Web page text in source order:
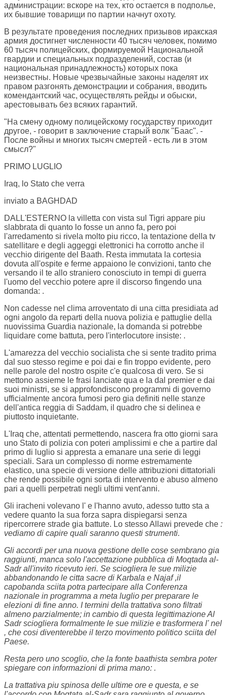
администрации: вскоре на тех, кто остается в подполье,
их бывшие товарищи по партии начнут охоту.
В результате проведения последних призывов иракская
армия достигнет численности 40 тысяч человек, помимо
60 тысяч полицейских, формируемой Национальной
гвардии и специальных подразделений, состав (и
национальная принадлежность) которых пока
неизвестны. Новые чрезвычайные законы наделят их
правом разгонять демонстрации и собрания, вводить
комендантский час, осуществлять рейды и обыски,
арестовывать без всяких гарантий.
"На смену одному полицейскому государству приходит
другое, - говорит в заключение старый волк "Баас". -
После войны и многих тысяч смертей - есть ли в этом
смысл?"
PRIMO LUGLIO
Iraq, lo Stato che verra
inviato a BAGHDAD
DALL'ESTERNO la villetta con vista sul Tigri appare piu
slabbrata di quanto lo fosse un anno fa, pero poi
l'arredamento si rivela molto piu ricco, la tentazione della tv
satellitare e degli aggeggi elettronici ha corrotto anche il
vecchio dirigente del Baath. Resta immutata la cortesia
dovuta all'ospite e ferme appaiono le convizioni, tanto che
versando il te allo straniero conosciuto in tempi di guerra
l'uomo del vecchio potere apre il discorso fingendo una
domanda: .
Non cadesse nel clima arroventato di una citta presidiata ad
ogni angolo da reparti della nuova polizia e pattuglie della
nuovissima Guardia nazionale, la domanda si potrebbe
liquidare come battuta, pero l'interlocutore insiste: .
L'amarezza del vecchio socialista che si sente tradito prima
dal suo stesso regime e poi dai e fin troppo evidente, pero
nelle parole del nostro ospite c'e qualcosa di vero. Se si
mettono assieme le frasi lanciate qua e la dal premier e dai
suoi ministri, se si approfondiscono programmi di governo
ufficialmente ancora fumosi pero gia definiti nelle stanze
dell'antica reggia di Saddam, il quadro che si delinea e
piuttosto inquietante.
L'Iraq che, attentati permettendo, nascera fra otto giorni sara
uno Stato di polizia con poteri amplissimi e che a partire dal
primo di luglio si appresta a emanare una serie di leggi
speciali. Sara un complesso di norme estremamente
elastico, una specie di versione delle attribuzioni dittatoriali
che rende possibile ogni sorta di intervento e abuso almeno
pari a quelli perpetrati negli ultimi vent'anni.
Gli iracheni volevano l' e l'hanno avuto, adesso tutto sta a
vedere quanto la sua forza sapra dispiegarsi senza
ripercorrere strade gia battute. Lo stesso Allawi prevede che :
vediamo di capire quali saranno questi strumenti.
Gli accordi per una nuova gestione delle cose sembrano gia
raggiunti, manca solo l'accettazione pubblica di Moqtada al-
Sadr all'invito ricevuto ieri. Se sciogliera le sue milizie
abbandonando le citta sacre di Karbala e Najaf ,il
capobanda sciita potra partecipare alla Conferenza
nazionale in programma a meta luglio per preparare le
elezioni di fine anno. I termini della trattativa sono filtrati
almeno parzialmente; in cambio di questa legittimazione Al
Sadr sciogliera formalmente le sue milizie e trasformera l'nel
, che cosi diventerebbe il terzo movimento politico sciita del
Paese.
Resta pero uno scoglio, che la fonte baathista sembra poter
spiegare con informazioni di prima mano: .
La trattativa piu spinosa delle ultime ore e questa, e se